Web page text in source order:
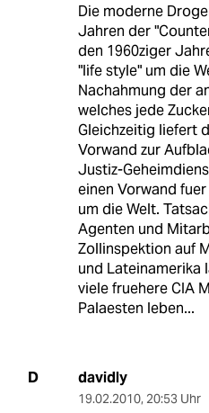
Die moderne
Jahren der
den 1960ziger
"life style" um die
Nachahmung der
welches jede
Gleichzeitig liefert
Vorwand zur
Justiz-
einen Vorwand
um die Welt.
Agenten und
Zollinspektion auf
und Lateinamerika
viele fruehere CIA
Palaesten leben...
D davidly
19.02.2010, 20:53 Uhr